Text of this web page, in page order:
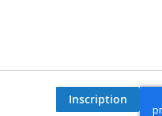
Inscription